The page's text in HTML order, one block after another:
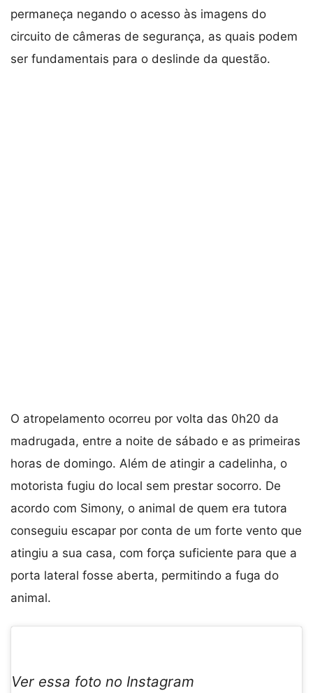
permaneça negando o acesso às imagens do
circuito de câmeras de segurança, as quais podem
ser fundamentais para o deslinde da questão.
O atropelamento ocorreu por volta das 0h20 da
madrugada, entre a noite de sábado e as primeiras
horas de domingo. Além de atingir a cadelinha, o
motorista fugiu do local sem prestar socorro. De
acordo com Simony, o animal de quem era tutora
conseguiu escapar por conta de um forte vento que
atingiu a sua casa, com força suficiente para que a
porta lateral fosse aberta, permitindo a fuga do
animal.
Ver essa foto no Instagram